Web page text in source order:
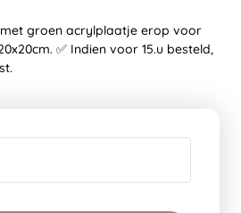
groen acrylplaatje erop voor
✅ Indien voor 15.u besteld,